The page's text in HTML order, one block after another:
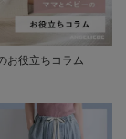
お役立ちコラム